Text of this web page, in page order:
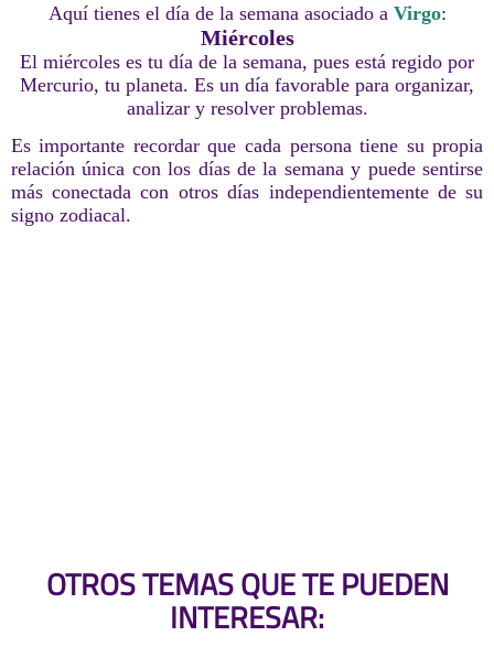
Aquí tienes el día de la semana asociado a Virgo:
Miércoles
El miércoles es tu día de la semana, pues está regido por
Mercurio, tu planeta. Es un día favorable para organizar,
analizar y resolver problemas.
Es importante recordar que cada persona tiene su propia
relación única con los días de la semana y puede sentirse
más conectada con otros días independientemente de su
signo zodiacal.
OTROS TEMAS QUE TE PUEDEN
INTERESAR: